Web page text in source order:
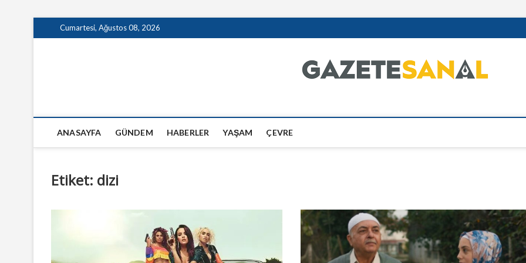
to
Cumartesi, Ağustos 08, 2026
ANASAYFA GÜNDEM HABERLER YAŞAM ÇEVRE
Etiket: dizi